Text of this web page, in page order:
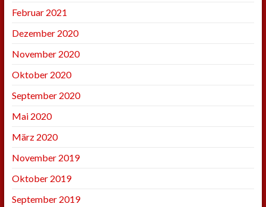
Februar 2021
Dezember 2020
November 2020
Oktober 2020
September 2020
Mai 2020
März 2020
November 2019
Oktober 2019
September 2019